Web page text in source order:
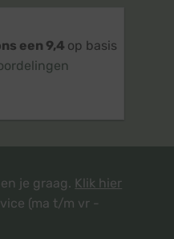
een 9,4 op basis
je graag. Klik hier
(ma t/m vr -